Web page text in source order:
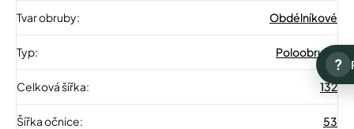
Tvar obruby: Obdélníkové
Typ: Poloobruba
Celková šířka: 132
Šířka očnice: 53
?